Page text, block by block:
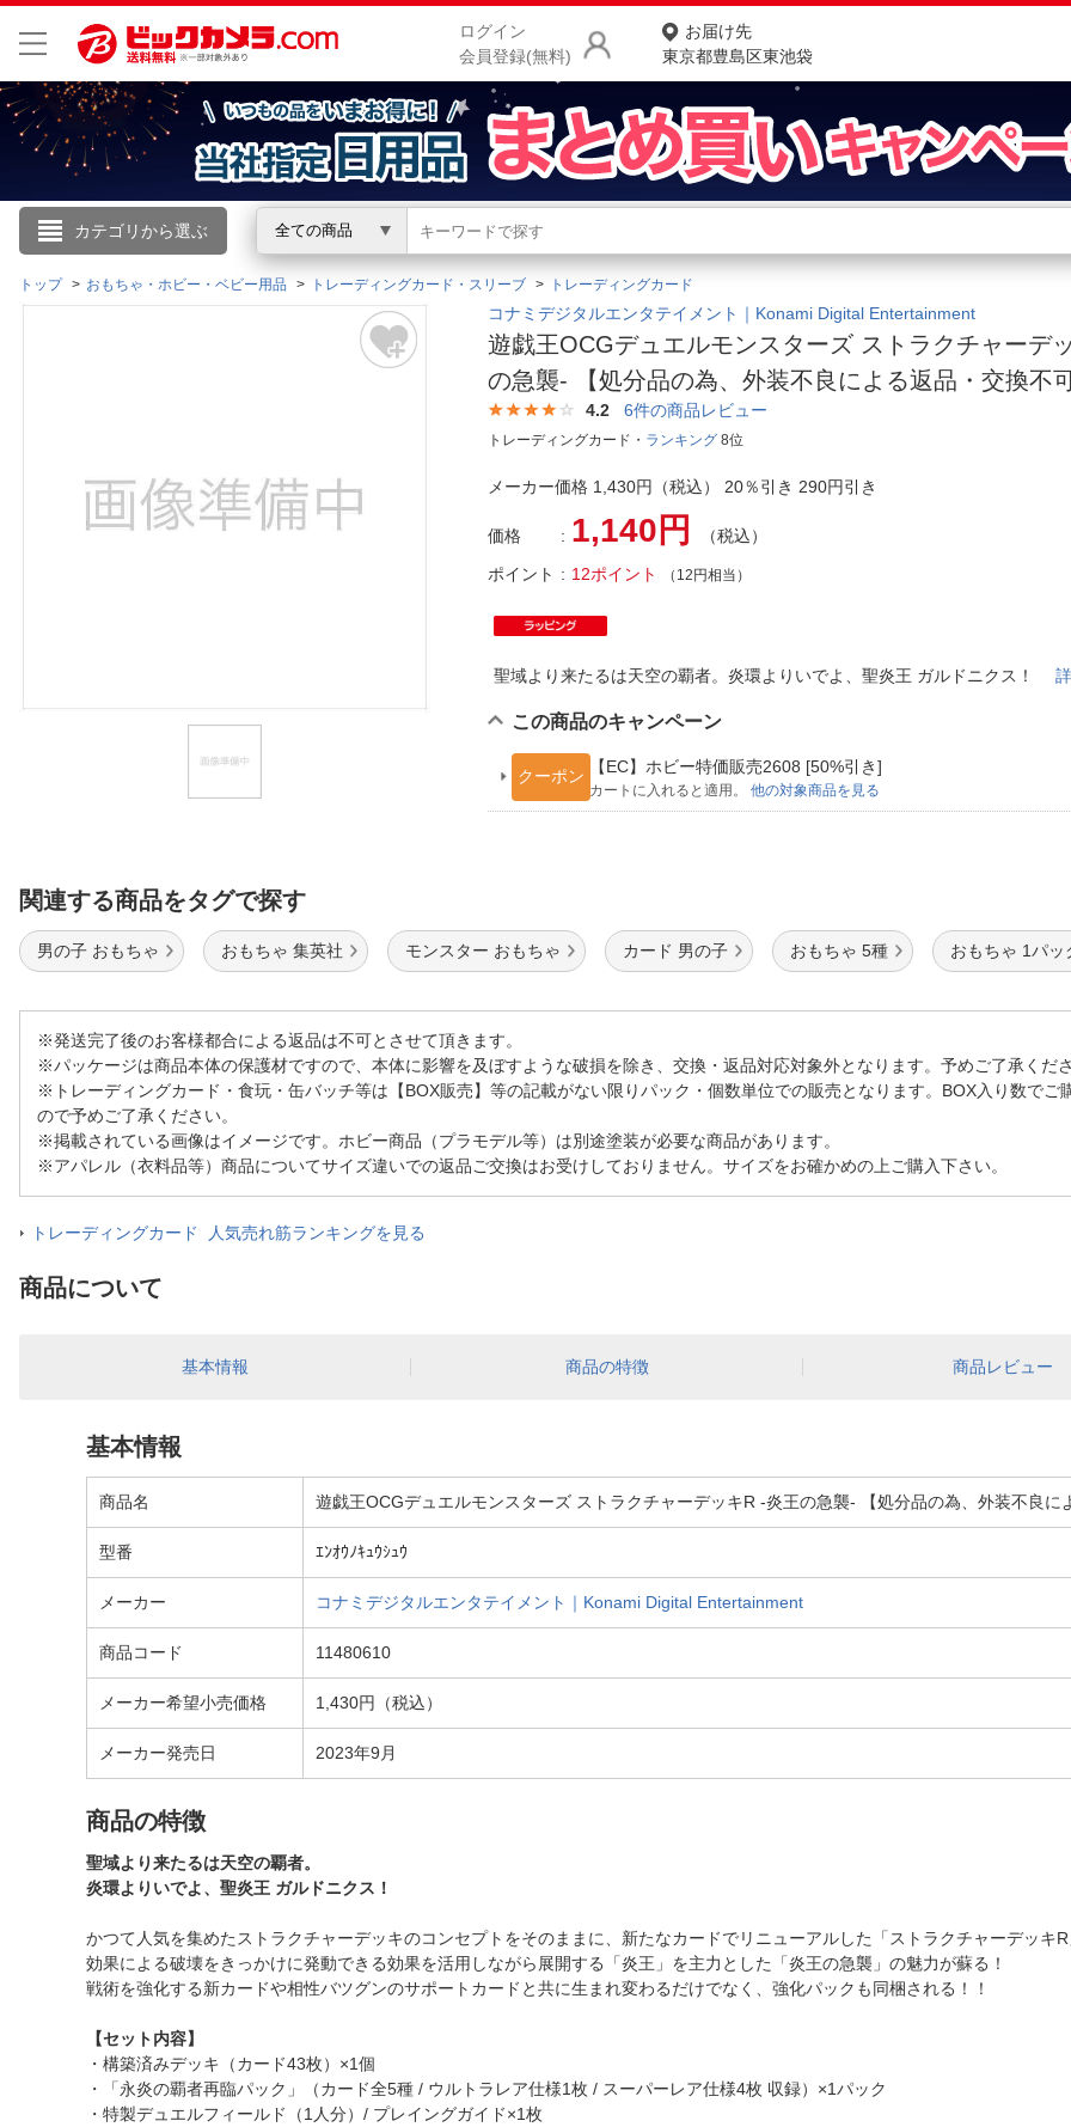
ログイン
会員登録(無料)
お届け先
東京都豊島区東池袋
カテゴリから選ぶ 全ての商品
こんにちは
ログイン
閲覧履歴
商品をさがす
ランキングからさがす
カテゴリ一覧からさがす
お客様サポート
よくある質問・お問合せ
トップ おもちゃ・ホビー・ベビー用品 トレーディングカード・スリーブ トレーディングカード
コナミデジタルエンタテイメント｜Konami Digital Entertainment
遊戯王OCGデュエルモンスターズ ストラクチャーデ
の急襲- 【処分品の為、外装不良による返品・交換不可
4.2 6件の商品レビュー
トレーディングカード・ ランキング 8位
メーカー価格 1,430円（税込） 20％引き 290円引き
価格 1,140円
（税込）
ポイント
12ポイント （12円相当）
聖域より来たるは天空の覇者。炎環よりいでよ、聖炎王 ガルドニクス！
この商品のキャンペーン
クーポン
【EC】ホビー特価販売2608 [50%引き]
カートに入れると適用。他の対象商品を見る
関連する商品をタグで探す
男の子 おもちゃ おもちゃ 集英社 モンスター おもちゃ カード 男の子 おもちゃ 5種 おもちゃ 1パッ
※発送完了後のお客様都合による返品は不可とさせて頂きます。
※パッケージは商品本体の保護材ですので、本体に影響を及ぼすような破損を除き、交換・返品対応対象外となります。予めご了承くださ
※トレーディングカード・食玩・缶バッチ等は【BOX販売】等の記載がない限りパック・個数単位での販売となります。BOX入り数で
ので予めご了承ください。
※掲載されている画像はイメージです。ホビー商品（プラモデル等）は別途塗装が必要な商品があります。
※アパレル（衣料品等）商品についてサイズ違いでの返品ご交換はお受けしておりません。サイズをお確かめの上ご購入下さい。
トレーディングカード 人気売れ筋ランキングを見る
商品について
基本情報 商品の特徴 商品レビュー
基本情報
商品名 遊戯王OCGデュエルモンスターズ ストラクチャーデッキR -炎王の急襲- 【処分品の為、外装不良に
型番 ｴﾝｵｳﾉｷｭｳｼｭｳ
メーカー コナミデジタルエンタテイメント｜Konami Digital Entertainment
商品コード 11480610
メーカー希望小売価格 1,430円（税込）
メーカー発売日 2023年9月
商品の特徴
聖域より来たるは天空の覇者。
炎環よりいでよ、聖炎王 ガルドニクス！
かつて人気を集めたストラクチャーデッキのコンセプトをそのままに、新たなカードでリニューアルした「ストラクチャーデッキR
効果による破壊をきっかけに発動できる効果を活用しながら展開する「炎王」を主力とした「炎王の急襲」の魅力が蘇る！
戦術を強化する新カードや相性バツグンのサポートカードと共に生まれ変わるだけでなく、強化パックも同梱される！！
【セット内容】
・構築済みデッキ（カード43枚）×1個
・「永炎の覇者再臨パック」（カード全5種 / ウルトラレア仕様1枚 / スーパーレア仕様4枚 収録）×1パック
・特製デュエルフィールド（1人分）/ プレイングガイド×1枚